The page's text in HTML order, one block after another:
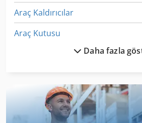
Araç Kaldırıcılar
Araç Kutusu
Araç Sahibi Parat
Araç Satmak
Araç Tutucu
Daha fazla